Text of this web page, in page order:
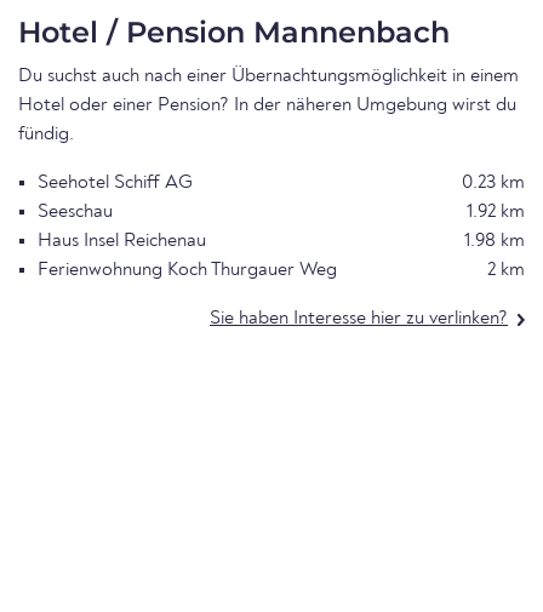
Hotel / Pension Mannenbach
Du suchst auch nach einer Übernachtungsmöglichkeit in einem
Hotel oder einer Pension? In der näheren Umgebung wirst du
fündig.
Seehotel Schiff AG
0.23 km
Seeschau
1.92 km
Haus Insel Reichenau
1.98 km
Ferienwohnung Koch Thurgauer Weg
2 km
Sie haben Interesse hier zu verlinken?